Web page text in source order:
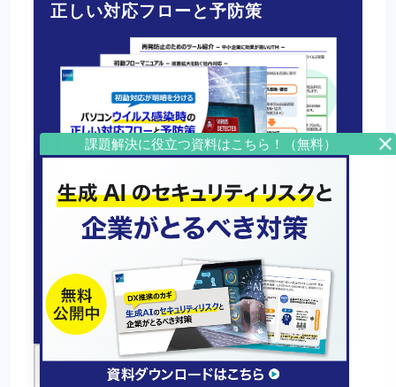
正しい対応フローと予防策
ウイルス感染が疑われた時に、社内で優先すべき3
つの初動対応
被害拡大を防ぐための初動フローマニュアル
無料でダウンロードする
有望な人材を確保する！